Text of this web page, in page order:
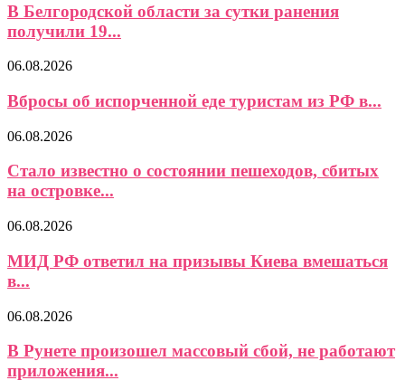
В Белгородской области за сутки ранения
получили 19...
06.08.2026
Вбросы об испорченной еде туристам из РФ в...
06.08.2026
Стало известно о состоянии пешеходов, сбитых
на островке...
06.08.2026
МИД РФ ответил на призывы Киева вмешаться
в...
06.08.2026
В Рунете произошел массовый сбой, не работают
приложения...